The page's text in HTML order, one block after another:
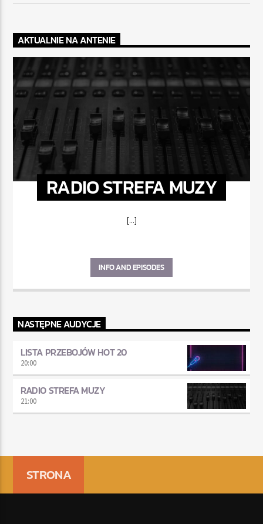
AKTUALNIE NA ANTENIE
RADIO STREFA MUZY
[...]
INFO AND EPISODES
NASTĘPNE AUDYCJE
LISTA PRZEBOJÓW HOT 20
20:00
RADIO STREFA MUZY
21:00
STRONA